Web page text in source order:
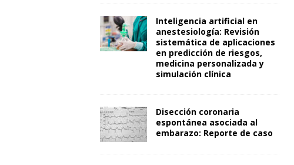
Inteligencia artificial en
anestesiología: Revisión
sistemática de aplicaciones
en predicción de riesgos,
medicina personalizada y
simulación clínica
Disección coronaria
espontánea asociada al
embarazo: Reporte de caso